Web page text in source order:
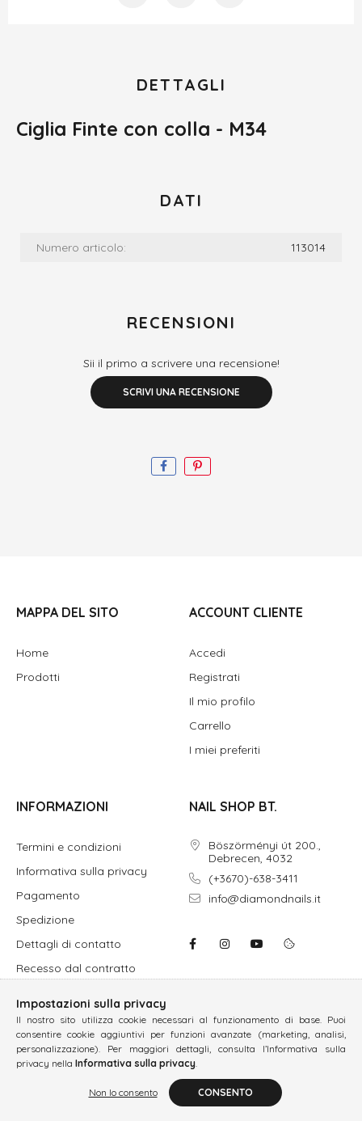
DETTAGLI
Ciglia Finte con colla - M34
DATI
Numero articolo: 113014
RECENSIONI
Sii il primo a scrivere una recensione!
SCRIVI UNA RECENSIONE
MAPPA DEL SITO
Home
Prodotti
ACCOUNT CLIENTE
Accedi
Registrati
Il mio profilo
Carrello
I miei preferiti
INFORMAZIONI
Termini e condizioni
Informativa sulla privacy
Pagamento
Spedizione
Dettagli di contatto
Recesso dal contratto
NAIL SHOP BT.
Böszörményi út 200.,
Debrecen, 4032
(+3670)-638-3411
info@diamondnails.it
Impostazioni sulla privacy
Il nostro sito utilizza cookie necessari al funzionamento di base. Puoi
consentire cookie aggiuntivi per funzioni avanzate (marketing, analisi,
personalizzazione). Per maggiori dettagli, consulta l’Informativa sulla
privacy nella Informativa sulla privacy.
Non lo consento CONSENTO